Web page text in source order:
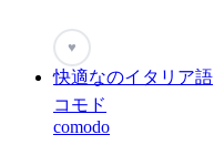
♥
快適なのイタリア語
コモド
comodo